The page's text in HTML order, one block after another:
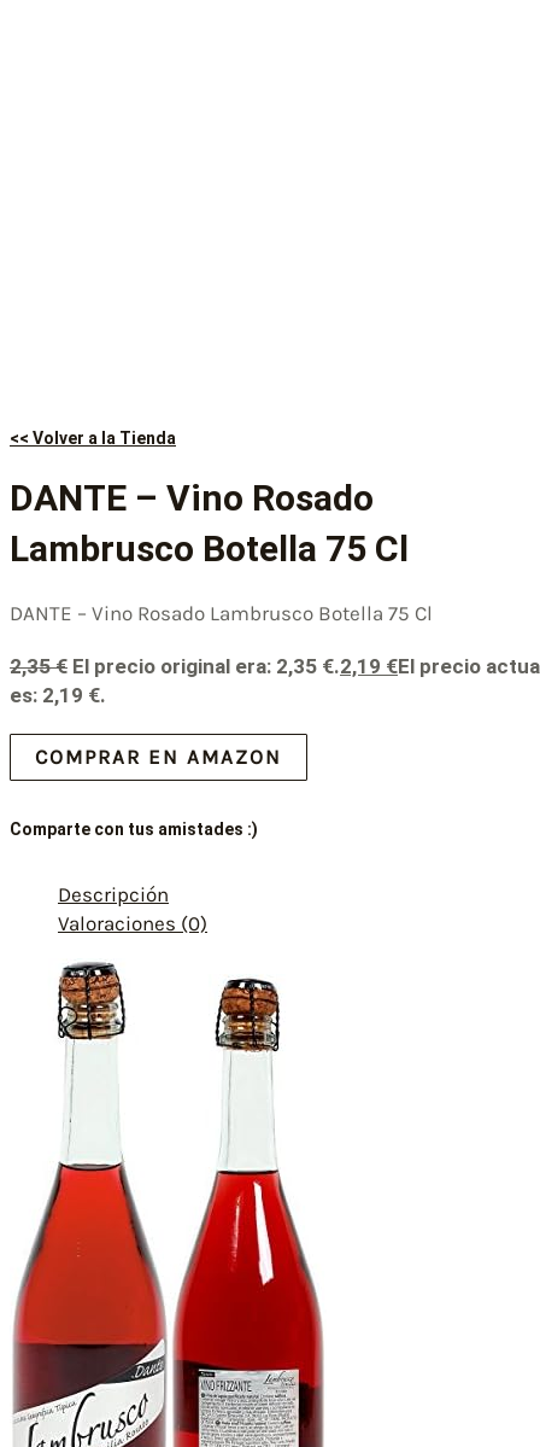
<< Volver a la Tienda
DANTE – Vino Rosado
Lambrusco Botella 75 Cl
DANTE – Vino Rosado Lambrusco Botella 75 Cl
2,35€ El precio original era: 2,35 €.2,19 €El precio
es: 2,19 €.
COMPRAR EN AMAZON
Comparte con tus amistades :)
Descripción
Valoraciones (0)